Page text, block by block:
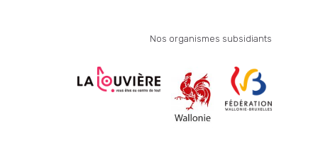
Nos organismes subsidiants